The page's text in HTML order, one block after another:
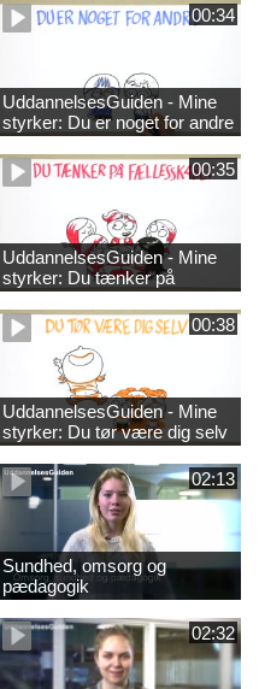
00:34
UddannelsesGuiden - Mine
styrker: Du er noget for andre
00:35
UddannelsesGuiden - Mine
styrker: Du tænker på
fællesskabet
00:38
UddannelsesGuiden - Mine
styrker: Du tør være dig selv
02:13
Sundhed, omsorg og
pædagogik
02:32